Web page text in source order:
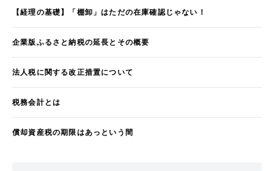
【経理の基礎】「棚卸」はただの在庫確認じゃない！
企業版ふるさと納税の延長とその概要
法人税に関する改正措置について
税務会計とは
償却資産税の期限はあっという間